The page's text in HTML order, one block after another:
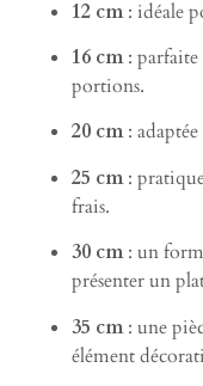
12 cm: idéale
16 cm: parfaite
portions.
20 cm: adaptée
25 cm:
frais.
30 cm: un
présenter un
35 cm: une
élément